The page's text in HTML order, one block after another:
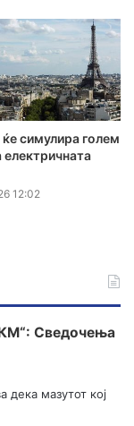
симулира голем
електричната
12:02
Сведочења
мазутот кој